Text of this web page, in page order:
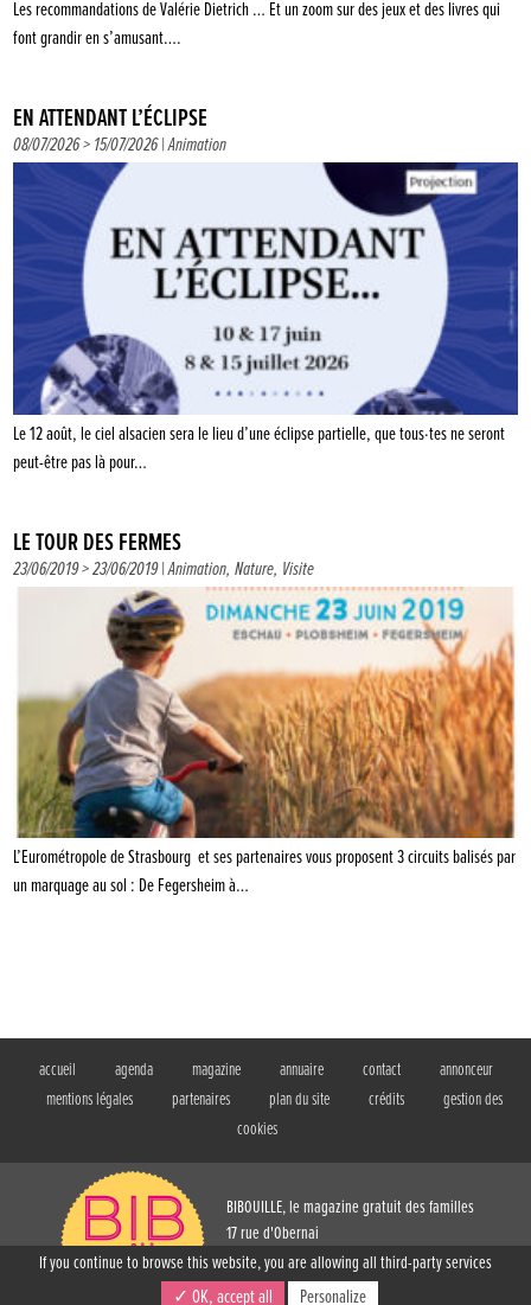
Les recommandations de Valérie Dietrich … Et un zoom sur des jeux et des livres qui
font grandir en s’amusant….
EN ATTENDANT L’ÉCLIPSE
08/07/2026 > 15/07/2026 |Animation
Le 12 août, le ciel alsacien sera le lieu d’une éclipse partielle, que tous·tes ne seront
peut-être pas là pour…
LE TOUR DES FERMES
23/06/2019 > 23/06/2019 |Animation,Nature, Visite
L’Eurométropole de Strasbourg et ses partenaires vous proposent 3 circuits balisés par
un marquage au sol : De Fegersheim à…
accueil agenda magazine annuaire contact
annonceur
mentions légales
partenaires plan du site crédits
gestion des
cookies
BIBOUILLE, le magazine gratuit des familles
17 rue d'Obernai
Strasbourg (67)
T. 03 88 61 73 54
If you continue to browse this website, you are allowing all third-party services
✓ OK, accept all Personalize